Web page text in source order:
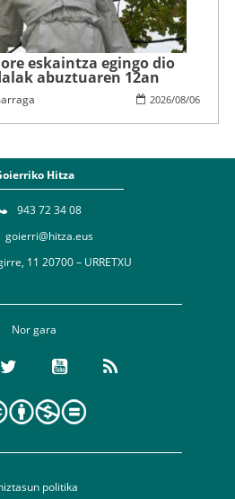
eskaintza egingo dio
abuztuaren 12an
2026/08/06
Hitza
943 72 34 08
goierri@hitza.eus
11 20700 – URRETXU
Nor gara
politika